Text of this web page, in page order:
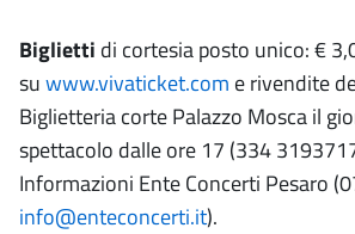
Biglietti di cortesia posto unico: €
suwww.vivaticket.com e rivendite
Biglietteria corte Palazzo Mosca il
spettacolo dalle ore 17 (334
Informazioni Ente Concerti Pesaro
info@enteconcerti.it).